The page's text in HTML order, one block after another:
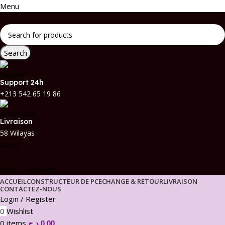
Menu
Search
Support 24h
+213 542 65 19 86
Livraison
58 Wilayas
ACCUEILCONSTRUCTEUR DE PCECHANGE & RETOURLIVRAISON
CONTACTEZ-NOUS
Login / Register
0 Wishlist
0 items 0,00 د.ج